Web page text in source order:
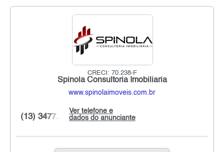
CRECI: 70.238-F
Spinola Consultoria Imobiliaria
www.spinolaimoveis.com.br
Ver telefone e
dados do anunciante
(13) 3477...